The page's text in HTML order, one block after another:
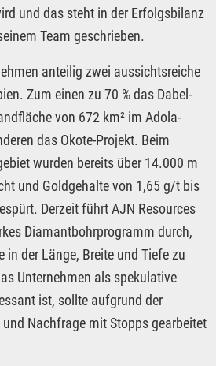
und das steht in der Erfolgsbilanz
Team geschrieben.
anteilig zwei aussichtsreiche
Zum einen zu 70 % das Dabel-
von 672 km² im Adola-
das Okote-Projekt. Beim
wurden bereits über 14.000 m
und Goldgehalte von 1,65 g/t bis
Derzeit führt AJN Resources
Diamantbohrprogramm durch,
in der Länge, Breite und Tiefe zu
Unternehmen als spekulative
ist, sollte aufgrund der
Nachfrage mit Stopps gearbeitet